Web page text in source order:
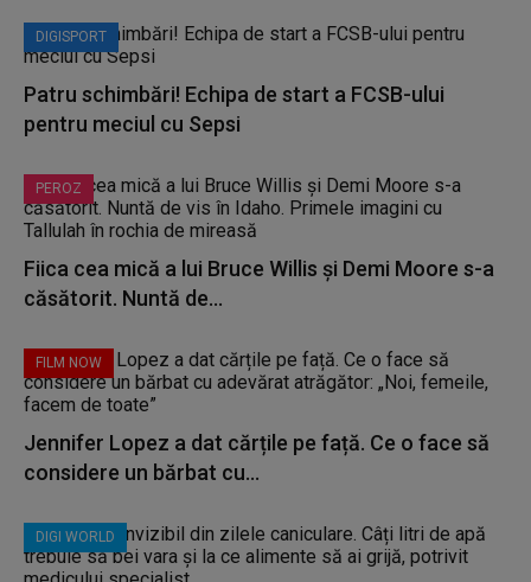
DIGISPORT
Patru schimbări! Echipa de start a FCSB-ului
pentru meciul cu Sepsi
PEROZ
Fiica cea mică a lui Bruce Willis și Demi Moore s-a
căsătorit. Nuntă de...
FILM NOW
Jennifer Lopez a dat cărțile pe față. Ce o face să
considere un bărbat cu...
DIGI WORLD